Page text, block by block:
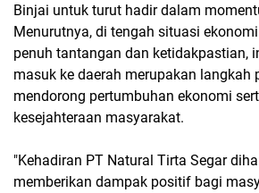
Binjai untuk turut hadir dalam
Menurutnya, di tengah situasi
penuh tantangan dan ketidakpastian,
masuk ke daerah merupakan
mendorong pertumbuhan ekonomi
kesejahteraan masyarakat.
"Kehadiran PT Natural Tirta Segar
memberikan dampak positif bagi